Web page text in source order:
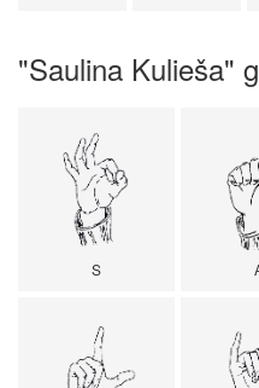
"Saulina Kulieša"
S